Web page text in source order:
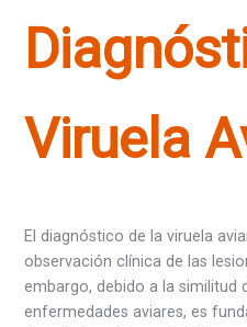
Viruela
El diagnóstico de la viruela
observación clínica de las
embargo, debido a la similitud
enfermedades aviares, es